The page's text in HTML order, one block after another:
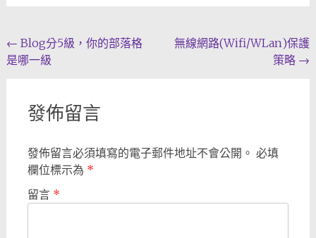
Post
navigation
← Blog分5級，你的部落格
是哪一級
無線網路(Wifi/WLan)保護
策略 →
發佈留言
發佈留言必須填寫的電子郵件地址不會公開。 必填
欄位標示為 *
留言 *